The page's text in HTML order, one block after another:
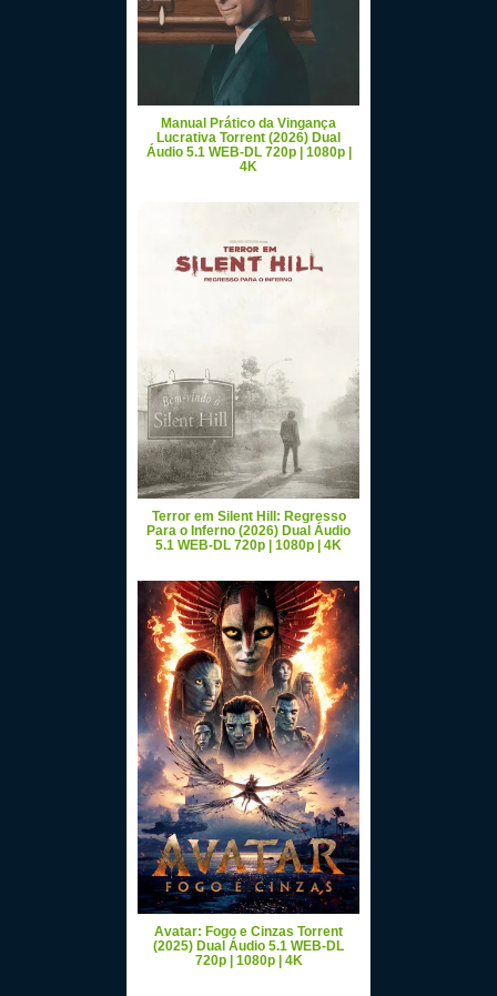
Manual Prático da Vingança
Lucrativa Torrent (2026) Dual
Áudio 5.1 WEB-DL 720p | 1080p |
4K
Terror em Silent Hill: Regresso
Para o Inferno (2026) Dual Áudio
5.1 WEB-DL 720p | 1080p | 4K
Avatar: Fogo e Cinzas Torrent
(2025) Dual Áudio 5.1 WEB-DL
720p | 1080p | 4K